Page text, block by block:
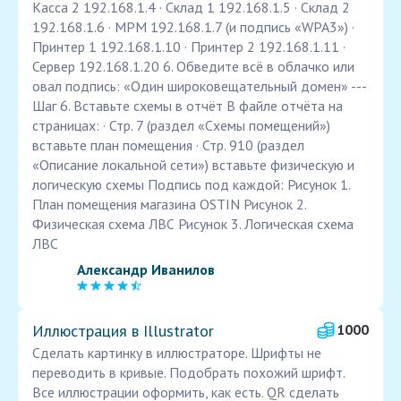
Касса 2 192.168.1.4 · Склад 1 192.168.1.5 · Склад 2
192.168.1.6 · MPM 192.168.1.7 (и подпись «WPA3») ·
Принтер 1 192.168.1.10 · Принтер 2 192.168.1.11 ·
Сервер 192.168.1.20 6. Обведите всё в облачко или
овал подпись: «Один широковещательный домен» ---
Шаг 6. Вставьте схемы в отчёт В файле отчёта на
страницах: · Стр. 7 (раздел «Схемы помещений»)
вставьте план помещения · Стр. 910 (раздел
«Описание локальной сети») вставьте физическую и
логическую схемы Подпись под каждой: Рисунок 1.
План помещения магазина OSTIN Рисунок 2.
Физическая схема ЛВС Рисунок 3. Логическая схема
ЛВС
Александр Иванилов
Иллюстрация в Illustrator
1000
Сделать картинку в иллюстраторе. Шрифты не
переводить в кривые. Подобрать похожий шрифт.
Все иллюстрации оформить, как есть. QR сделать